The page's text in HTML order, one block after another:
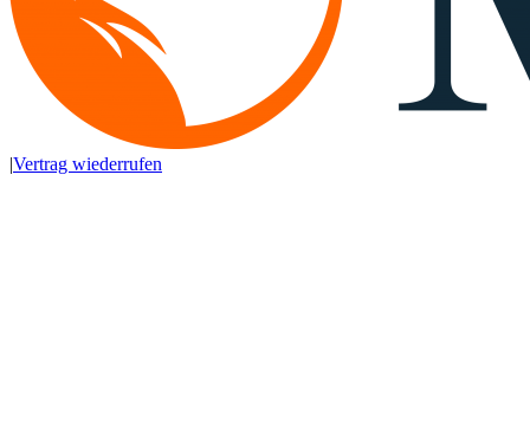
|Vertrag wiederrufen